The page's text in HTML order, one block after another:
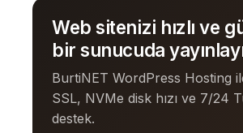
Web sitenizi hızlı ve
bir sunucuda
BurtiNET WordPress Hosting
SSL, NVMe disk hızı ve 7/24
destek.